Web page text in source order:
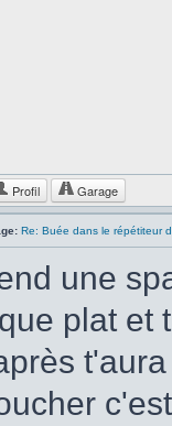
Profil Garage
Re: Buée dans le répétiteur
une
plat et